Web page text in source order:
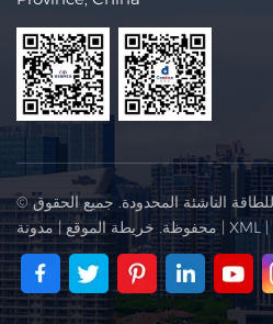
© شركة شيامن سي آند دي للطاقة الناشئة المحدودة. جميع الحقوق
محفوظة.خريطة الموقع|مدونة | XML |